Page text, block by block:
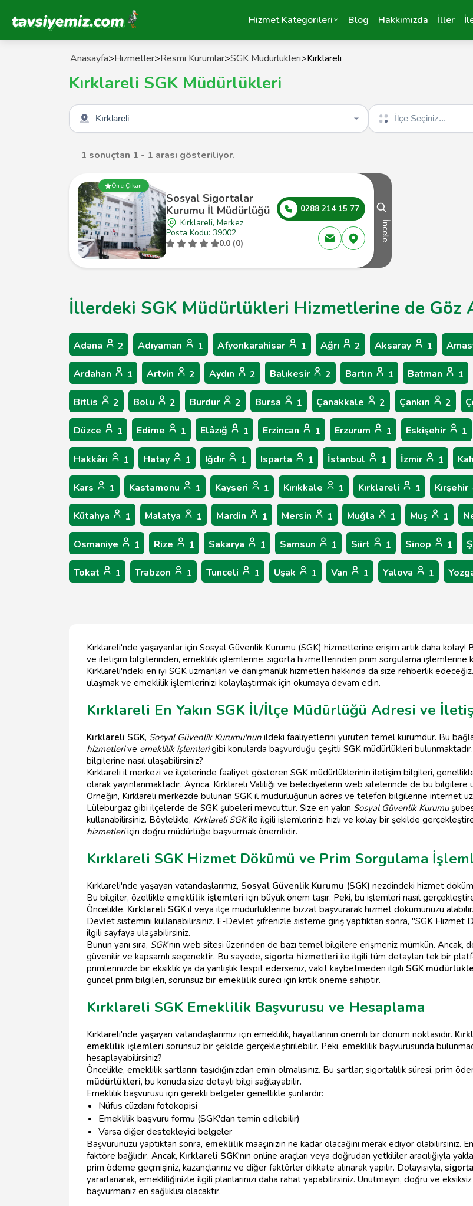
Tavsiyemiz Anasayfa Hizmet Kategorileri Blog Hakkımızda İller
Anasayfa>Hizmetler>Resmi Kurumlar>SGK Müdürlükleri>Kırklareli
Kırklareli SGK Müdürlükleri
Şehir seçin İlçe seçin
1 sonuçtan 1 - 1 arası gösteriliyor.
Öne Çıkan
Sosyal Sigortalar
Kurumu İl Müdürlüğü
Kırklareli, Merkez
Posta Kodu: 39002
0.0 (0)
0288 214 15 77
İncele
İllerdeki SGK Müdürlükleri Hizmetlerine de Göz
Adana 2 Adıyaman 1 Afyonkarahisar 1 Ağrı 2 Aksaray 1
Ardahan 1 Artvin 2 Aydın 2 Balıkesir 2 Bartın 1 Batman 1
Bitlis 2 Bolu 2 Burdur 2 Bursa 1 Çanakkale 2 Çankırı 2
Düzce 1 Edirne 1 Elâzığ 1 Erzincan 1 Erzurum 1 Eskişehir 1
Hakkâri 1 Hatay 1 Iğdır 1 Isparta 1 İstanbul 1 İzmir 1
Kars 1 Kastamonu 1 Kayseri 1 Kırıkkale 1 Kırklareli 1 Kırşehir
Kütahya 1 Malatya 1 Mardin 1 Mersin 1 Muğla 1 Muş 1
Osmaniye 1 Rize 1 Sakarya 1 Samsun 1 Siirt 1 Sinop 1
Tokat 1 Trabzon 1 Tunceli 1 Uşak 1 Van 1 Yalova 1
Kırklareli'nde yaşayanlar için Sosyal Güvenlik Kurumu (SGK) hizmetlerine erişim artık daha kolay!
ve iletişim bilgilerinden, emeklilik işlemlerine, sigorta hizmetlerinden prim sorgulama işlemlerine
Kırklareli'ndeki en iyi SGK uzmanları ve danışmanlık hizmetleri hakkında da size rehberlik
ulaşmak ve emeklilik işlemlerinizi kolaylaştırmak için okumaya devam edin.
Kırklareli En Yakın SGK İl/İlçe Müdürlüğü Adresi ve
Kırklareli SGK, Sosyal Güvenlik Kurumu'nun ildeki faaliyetlerini yürüten temel kurumdur. Bu
hizmetlerive emeklilik işlemlerigibi konularda başvurduğu çeşitli SGK müdürlükleri bulunmaktadır.
bilgilerine nasıl ulaşabilirsiniz?
Kırklareli il merkezi ve ilçelerinde faaliyet gösteren SGK müdürlüklerinin iletişim bilgileri,
olarak yayınlanmaktadır. Ayrıca, Kırklareli Valiliği ve belediyelerin web sitelerinde de bu bilgilere
Örneğin, Kırklareli merkezde bulunan SGK il müdürlüğünün adres ve telefon bilgilerine internet
Lüleburgaz gibi ilçelerde de SGK şubeleri mevcuttur. Size en yakın Sosyal Güvenlik Kurumu
kullanabilirsiniz. Böylelikle, Kırklareli SGKile ilgili işlemlerinizi hızlı ve kolay bir şekilde
hizmetleriiçin doğru müdürlüğe başvurmak önemlidir.
Kırklareli SGK Hizmet Dökümü ve Prim Sorgulama
Kırklareli'nde yaşayan vatandaşlarımız, Sosyal Güvenlik Kurumu (SGK) nezdindeki hizmet
Bu bilgiler, özellikle emeklilik işlemleri için büyük önem taşır. Peki, bu işlemleri nasıl
Öncelikle, Kırklareli SGK il veya ilçe müdürlüklerine bizzat başvurarak hizmet dökümünüzü
Devlet sistemini kullanabilirsiniz. E-Devlet şifrenizle sisteme giriş yaptıktan sonra, "SGK Hizmet
ilgili sayfaya ulaşabilirsiniz.
Bunun yanı sıra, SGK'nın web sitesi üzerinden de bazı temel bilgilere erişmeniz mümkün.
güvenilir ve kapsamlı seçenektir. Bu sayede, sigorta hizmetleri ile ilgili tüm detayları tek bir
primlerinizde bir eksiklik ya da yanlışlık tespit ederseniz, vakit kaybetmeden ilgili SGK
güncel prim bilgileri, sorunsuz bir emeklilik süreci için kritik öneme sahiptir.
Kırklareli SGK Emeklilik Başvurusu ve Hesaplama
Kırklareli'nde yaşayan vatandaşlarımız için emeklilik, hayatlarının önemli bir dönüm noktasıdır.
emeklilik işlemleri sorunsuz bir şekilde gerçekleştirilebilir. Peki, emeklilik başvurusunda
hesaplayabilirsiniz?
Öncelikle, emeklilik şartlarını taşıdığınızdan emin olmalısınız. Bu şartlar; sigortalılık süresi, prim
müdürlükleri, bu konuda size detaylı bilgi sağlayabilir.
Emeklilik başvurusu için gerekli belgeler genellikle şunlardır:
Nüfus cüzdanı fotokopisi
Emeklilik başvuru formu (SGK'dan temin edilebilir)
Varsa diğer destekleyici belgeler
Başvurunuzu yaptıktan sonra, emeklilik maaşınızın ne kadar olacağını merak ediyor
faktöre bağlıdır. Ancak, Kırklareli SGK'nın online araçları veya doğrudan yetkililer aracılığıyla
prim ödeme geçmişiniz, kazançlarınız ve diğer faktörler dikkate alınarak yapılır. Dolayısıyla,
yararlanarak, emekliliğinizle ilgili planlarınızı daha rahat yapabilirsiniz. Unutmayın, doğru ve
başvurmanız en sağlıklısı olacaktır.